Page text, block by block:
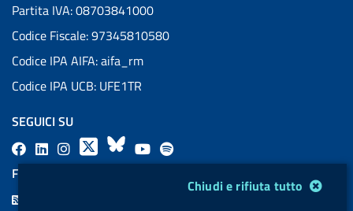
Chiudi e rifiuta tutto
Partita IVA: 08703841000
Codice Fiscale: 97345810580
Codice IPA AIFA: aifa_rm
Codice IPA UCB: UFE1TR
SEGUICI SU
F
a
L
i
a
X
B
l
Y
o
l
a
FEED RSS